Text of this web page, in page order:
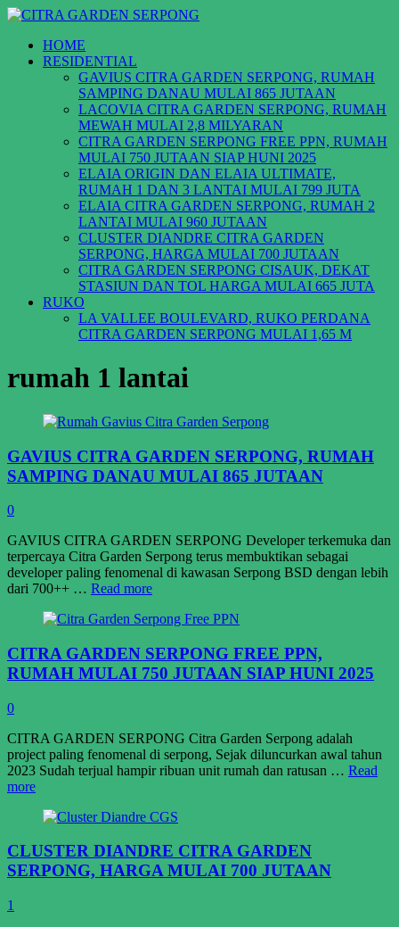
HOME
RESIDENTIAL
GAVIUS CITRA GARDEN SERPONG, RUMAH
SAMPING DANAU MULAI 865 JUTAAN
LACOVIA CITRA GARDEN SERPONG, RUMAH
MEWAH MULAI 2,8 MILYARAN
CITRA GARDEN SERPONG FREE PPN, RUMAH
MULAI 750 JUTAAN SIAP HUNI 2025
ELAIA ORIGIN DAN ELAIA ULTIMATE,
RUMAH 1 DAN 3 LANTAI MULAI 799 JUTA
ELAIA CITRA GARDEN SERPONG, RUMAH 2
LANTAI MULAI 960 JUTAAN
CLUSTER DIANDRE CITRA GARDEN
SERPONG, HARGA MULAI 700 JUTAAN
CITRA GARDEN SERPONG CISAUK, DEKAT
STASIUN DAN TOL HARGA MULAI 665 JUTA
RUKO
LA VALLEE BOULEVARD, RUKO PERDANA
CITRA GARDEN SERPONG MULAI 1,65 M
rumah 1 lantai
GAVIUS CITRA GARDEN SERPONG, RUMAH
SAMPING DANAU MULAI 865 JUTAAN
0
GAVIUS CITRA GARDEN SERPONG Developer terkemuka dan
terpercaya Citra Garden Serpong terus membuktikan sebagai
developer paling fenomenal di kawasan Serpong BSD dengan lebih
dari 700++ … Read more
CITRA GARDEN SERPONG FREE PPN,
RUMAH MULAI 750 JUTAAN SIAP HUNI 2025
0
CITRA GARDEN SERPONG Citra Garden Serpong adalah
project paling fenomenal di serpong, Sejak diluncurkan awal tahun
2023 Sudah terjual hampir ribuan unit rumah dan ratusan … Read
more
CLUSTER DIANDRE CITRA GARDEN
SERPONG, HARGA MULAI 700 JUTAAN
1